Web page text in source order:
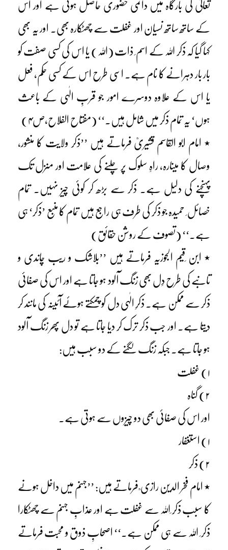
تعالیٰ کی بارگاہ میں دائمی حضوری حاصل ہوتی ہے اور اس
کے ساتھ ساتھ نسیان اور غفلت سے چھٹکارہ بھی۔ اور یہ بھی
کہا گیا کہ ذکر اللہ کے اسم ِ ذات (اللہ) یا اس کی کسی صفت کو
بار بار دہرانے کا نام ہے۔ اسی طرح اس کے کسی حکم، فعل
یا اس کے علاوہ دوسرے امور جو قربِ الٰہی کے باعث
ہوں‘ یہ تمام ذکر میں شامل ہیں۔‘‘ (مفتاح الفلاح،ص۴)
٭ امام ابو القاسم قشیریؒ فرماتے ہیں ’’ذکر ولایت کا منشور،
وصال کا مینارہ، راہِ سلوک پر چلنے کی علامت اور منزل تک
پہنچنے کی دلیل ہے۔ ذکر سے بڑھ کر کوئی چیز نہیں۔ تمام
خصائل ِ حمیدہ جو ذکر کی طرف ہی راجع ہیں تمام کا منبع ’ذکر‘ ہی
ہے۔‘‘ (تصوف کے روشن حقائق)
٭ ابن ِقیم الجوزیہ فرماتے ہیں ’’بلاشک و ریب چاندی و
تانبے کی طرح دِل بھی زنگ آلود ہو جاتا ہے اور اس کی صفائی
ذکر سے ممکن ہے۔ ذکرِ الٰہی دل کو چمکتے ہوئے آئینہ کی مانند کر
دیتا ہے۔ اور جب ذکر ترک کر دیا جاتا ہے تو دل پھر زنگ آلود
ہو جاتا ہے۔ جبکہ زنگ لگنے کے دو سبب ہیں:
۱) غفلت
۲) گناہ
اور اس کی صفائی بھی دو چیزوں سے ہوتی ہے۔
۱) استغفار
۲) ذکر
٭ امام فخر الدین رازی ؒ فرماتے ہیں: ’’جہنم میں داخل ہونے
کا سبب ذکر ِاللہ سے غفلت ہے اور عذابِ جہنم سے چھٹکارا
ذکر ِ اللہ سے ہی ممکن ہے۔‘‘ اصحابِ ذوق و محبت فرماتے